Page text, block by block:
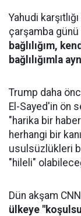
Yahudi
çarşamba günü
bağlılığım,
bağlılığımla
Trump daha
El-Sayed'in ön
"harika bir
herhangi bir
usulsüzlükleri
"hileli"
Dün akşam
ülkeye